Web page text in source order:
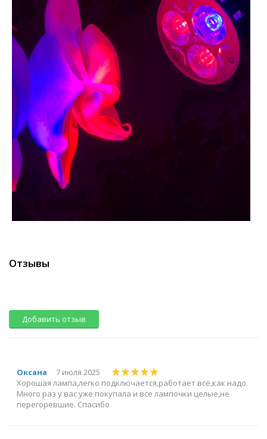
Отзывы
Добавить отзыв
Оксана
7 июля 2025
Хорошая лампа,легко подключается,работает всё,как надо.
Много раз у вас уже покупала и все лампочки целые,не
перегоревшие. Спасибо